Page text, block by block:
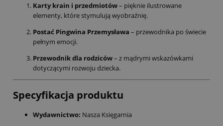
Karty krain i przedmiotów– pięknie ilustrowane
elementy, które stymulują wyobraźnię.
Postać Pingwina Przemysława – przewodnika po świecie
pełnym emocji.
Przewodnik dla rodziców– z mądrymi wskazówkami
dotyczącymi rozwoju dziecka.
Specyfikacja produktu
Wydawnictwo: Nasza Księgarnia